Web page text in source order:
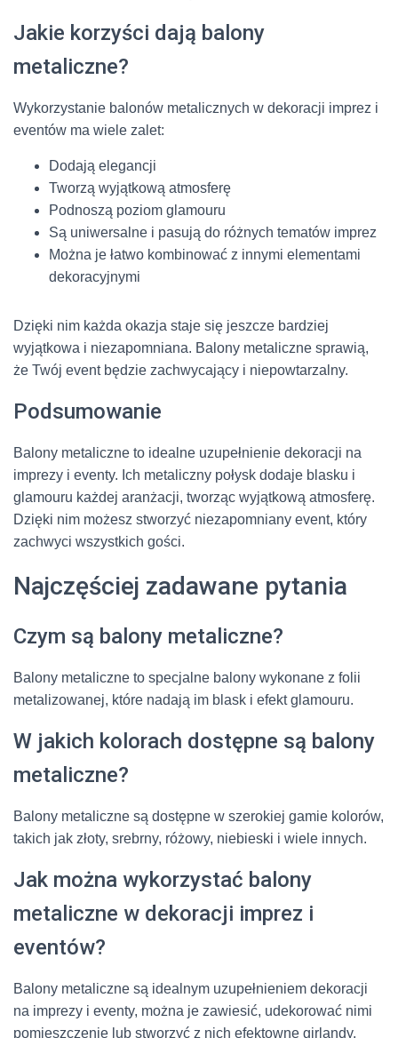
Jakie korzyści dają balony
metaliczne?
Wykorzystanie balonów metalicznych w dekoracji imprez i
eventów ma wiele zalet:
Dodają elegancji
Tworzą wyjątkową atmosferę
Podnoszą poziom glamouru
Są uniwersalne i pasują do różnych tematów imprez
Można je łatwo kombinować z innymi elementami
dekoracyjnymi
Dzięki nim każda okazja staje się jeszcze bardziej
wyjątkowa i niezapomniana. Balony metaliczne sprawią,
że Twój event będzie zachwycający i niepowtarzalny.
Podsumowanie
Balony metaliczne to idealne uzupełnienie dekoracji na
imprezy i eventy. Ich metaliczny połysk dodaje blasku i
glamouru każdej aranżacji, tworząc wyjątkową atmosferę.
Dzięki nim możesz stworzyć niezapomniany event, który
zachwyci wszystkich gości.
Najczęściej zadawane pytania
Czym są balony metaliczne?
Balony metaliczne to specjalne balony wykonane z folii
metalizowanej, które nadają im blask i efekt glamouru.
W jakich kolorach dostępne są balony
metaliczne?
Balony metaliczne są dostępne w szerokiej gamie kolorów,
takich jak złoty, srebrny, różowy, niebieski i wiele innych.
Jak można wykorzystać balony
metaliczne w dekoracji imprez i
eventów?
Balony metaliczne są idealnym uzupełnieniem dekoracji
na imprezy i eventy, można je zawiesić, udekorować nimi
pomieszczenie lub stworzyć z nich efektowne girlandy.